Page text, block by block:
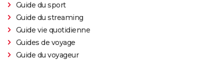
Guide du sport
Guide du streaming
Guide vie quotidienne
Guides de voyage
Guide du voyageur